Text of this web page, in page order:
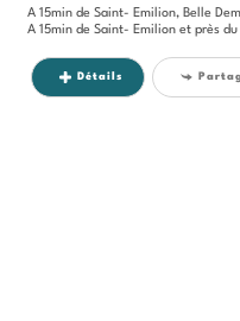
A 15min de Saint- Emilion, Belle
A 15min de Saint- Emilion et près du village de
Détails